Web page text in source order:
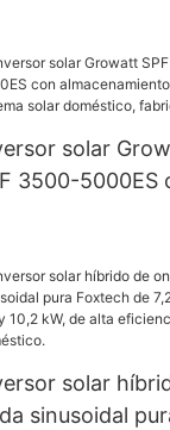
solar
3500-5000ES
solar
sinusoidal